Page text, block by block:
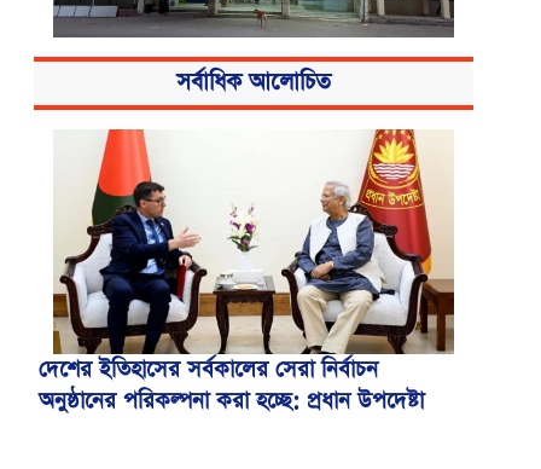
বিএসএমএমইউয়ের নতুন নাম বাংলাদেশ
মেডিকেল বিশ্ববিদ্যালয়
সর্বাধিক আলোচিত
দেশের ইতিহাসের সর্বকালের সেরা নির্বাচন
অনুষ্ঠানের পরিকল্পনা করা হচ্ছে: প্রধান উপদেষ্টা